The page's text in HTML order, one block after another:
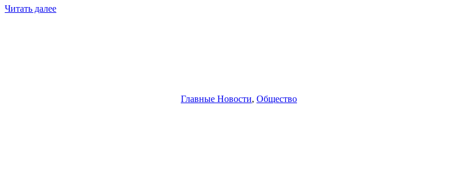
Читать далее
Главные Новости, Общество